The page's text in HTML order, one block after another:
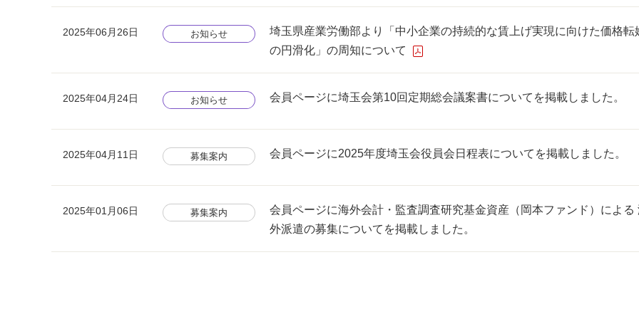
2025年06月26日 お知らせ
埼玉県産業労働部より「中小企業の持続的な賃上げ実現に向けた価格転
の円滑化」の周知について
2025年04月24日 お知らせ 会員ページに埼玉会第10回定期総会議案書についてを掲載しました。
2025年04月11日 募集案内 会員ページに2025年度埼玉会役員会日程表についてを掲載しました。
2025年01月06日 募集案内
会員ページに海外会計・監査調査研究基金資産（岡本ファンド）による
外派遣の募集についてを掲載しました。